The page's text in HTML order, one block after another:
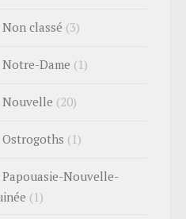
Non classé (3)
Notre-Dame (1)
Nouvelle (20)
Ostrogoths (1)
Papouasie-Nouvelle-
(1)